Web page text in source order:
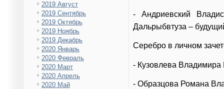
2019 Август
2019 Сентябрь
2019 Октябрь
2019 Ноябрь
2019 Декабрь
2020 Январь
2020 Февраль
2020 Март
2020 Апрель
2020 Май
- Андриевский
Дальрыбвтуза –
Серебро в личном
- Кузовлева Владимира
- Образцова Романа